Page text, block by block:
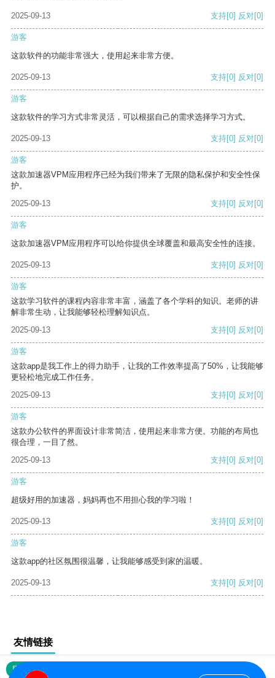
2025-09-13 支持[0] 反对[0]
游客
这款软件的功能非常强大，使用起来非常方便。
2025-09-13 支持[0] 反对[0]
游客
这款软件的学习方式非常灵活，可以根据自己的需求选择学习方式。
2025-09-13 支持[0] 反对[0]
游客
这款加速器VPM应用程序已经为我们带来了无限的隐私保护和安全性保
护。
2025-09-13
支持[0] 反对[0]
游客
这款加速器VPM应用程序可以给你提供全球覆盖和最高安全性的连接。
2025-09-13 支持[0] 反对[0]
游客
这款学习软件的课程内容非常丰富，涵盖了各个学科的知识。老师的讲
解非常生动，让我能够轻松理解知识点。
2025-09-13
支持[0] 反对[0]
游客
这款app是我工作上的得力助手，让我的工作效率提高了50%，让我能够
更轻松地完成工作任务。
2025-09-13
支持[0] 反对[0]
游客
这款办公软件的界面设计非常简洁，使用起来非常方便。功能的布局也
很合理，一目了然。
2025-09-13
支持[0] 反对[0]
游客
超级好用的加速器，妈妈再也不用担心我的学习啦！
2025-09-13 支持[0] 反对[0]
游客
这款app的社区氛围很温馨，让我能够感受到家的温暖。
2025-09-13 支持[0] 反对[0]
友情链接
网站地图